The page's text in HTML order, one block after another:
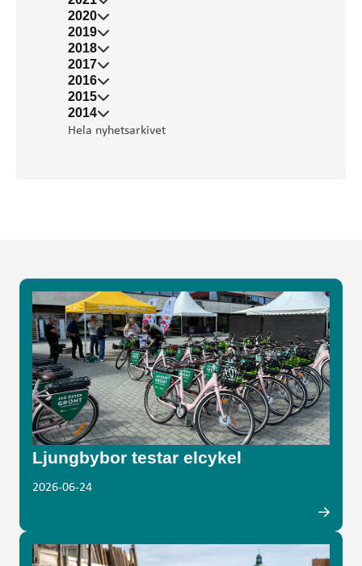
2020
2019
2018
2017
2016
2015
2014
Hela nyhetsarkivet
Ljungbybor testar elcykel
2026-06-24